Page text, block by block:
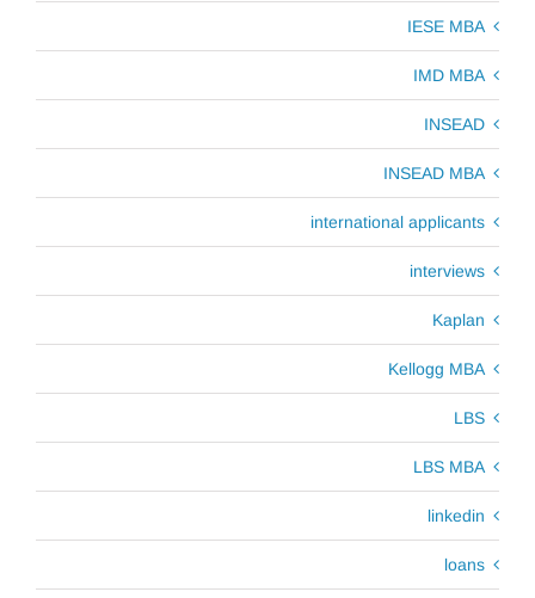
IESE MBA
IMD MBA
INSEAD
INSEAD MBA
international applicants
interviews
Kaplan
Kellogg MBA
LBS
LBS MBA
linkedin
loans